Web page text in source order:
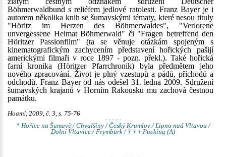
Böhmerwaldbund s reliéfem jedlové ratolesti. Franz Bayer je i
autorem několika knih se šumavskými tématy, které nesou tituly
"Höritz im Herzen des Böhmerwaldes", "Verlorene
unvergessene Heimat Böhmerwald" či "Fragen betreffend den
Höritzer Passionfilm" (ta se věnuje otázkám spojeným s
kinematografickým zachycením představení hořických pašijí
americkými filmaři v roce 1897 - pozn. překl.). Také hořická
farní kronika (Höritzer Pfarrchronik) byla předmětem jeho
nového zpracování. Život je plný vzestupů a pádů, příchodů a
odchodů. Franz Bayer od nás odešel 31. ledna 2009. Sdružení
šumavských krajanů v Horním Rakousku mu zachová čestnou
památku.
Hoam!, 2009, č. 3, s. 75-76
- - - - -
* Hořice na Šumavě / Chvalšiny / Český Krumlov / Lipno nad Vltavou /
Dolní Vltavice / Frymburk / † † † Pucking (A)